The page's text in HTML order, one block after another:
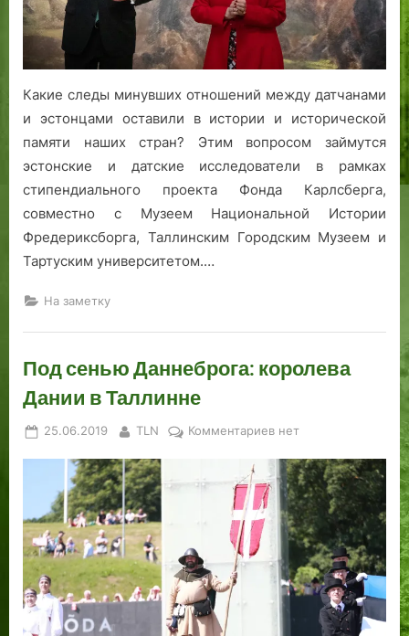
Фонда
Карлсберга
Какие следы минувших отношений между датчанами
и эстонцами оставили в истории и исторической
памяти наших стран? Этим вопросом займутся
эстонские и датские исследователи в рамках
стипендиального проекта Фонда Карлсберга,
совместно с Музеем Национальной Истории
Фредериксборга, Таллинским Городским Музеем и
Тартуским университетом.…
На заметку
Под сенью Даннеброга: королева
Дании в Таллинне
Posted
25.06.2019 By
TLN Комментариевк
Под
сенью
Даннеброга:
королева
Дании
Таллинне
нет